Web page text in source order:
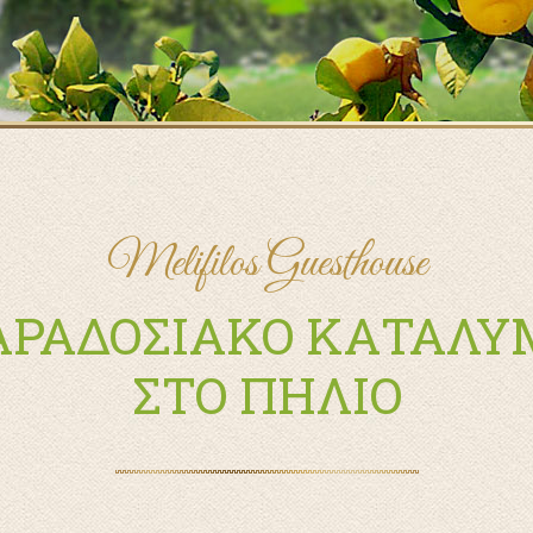
Melifilos Guesthouse
ΣΤΟ ΠΗΛΙΟ